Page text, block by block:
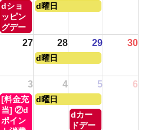
木
曜
日,
8
dショ
ッピン
グデー
金
8
21st
d曜日
27 28 29 30
金
日,
月
d曜日
3 4 5 6
木
曜
日,
[料金充
当] ②d
ポイン
金
d曜日
土
曜
dカー
ドデー